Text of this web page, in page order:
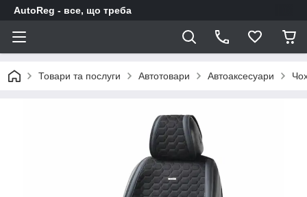
AutoReg - все, що треба
Товари та послуги Автотовари Автоаксесуари